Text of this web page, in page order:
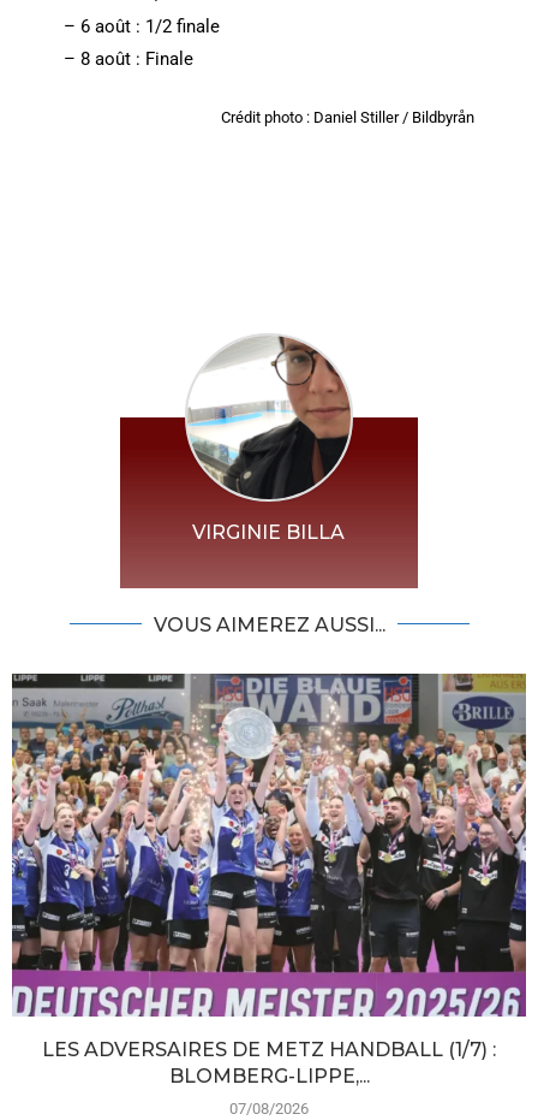
– 6 août : 1/2 finale
– 8 août : Finale
Crédit photo : Daniel Stiller / Bildbyrån
VIRGINIE BILLA
VOUS AIMEREZ AUSSI...
LES ADVERSAIRES DE METZ HANDBALL (1/7) :
BLOMBERG-LIPPE,...
07/08/2026